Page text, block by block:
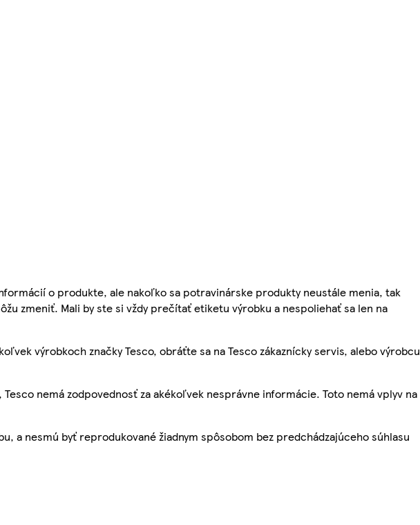
o produkte, ale nakoľko sa potravinárske produkty neustále menia, tak
zmeniť. Mali by ste si vždy prečítať etiketu výrobku a nespoliehať sa len na
výrobkoch značky Tesco, obráťte sa na Tesco zákaznícky servis, alebo výrobcu
nemá zodpovednosť za akékoľvek nesprávne informácie. Toto nemá vplyv na
a nesmú byť reprodukované žiadnym spôsobom bez predchádzajúceho súhlasu